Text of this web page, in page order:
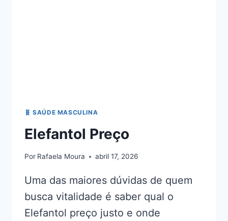
🧬 SAÚDE MASCULINA
Elefantol Preço
Por Rafaela Moura abril 17, 2026
Uma das maiores dúvidas de quem
busca vitalidade é saber qual o
Elefantol preço justo e onde